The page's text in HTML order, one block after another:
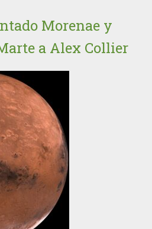
Morenae y
a Alex Collier